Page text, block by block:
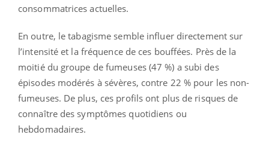
consommatrices actuelles.
En outre, le tabagisme semble influer directement sur
l’intensité et la fréquence de ces bouffées. Près de la
moitié du groupe de fumeuses (47 %) a subi des
épisodes modérés à sévères, contre 22 % pour les non-
fumeuses. De plus, ces profils ont plus de risques de
connaître des symptômes quotidiens ou
hebdomadaires.